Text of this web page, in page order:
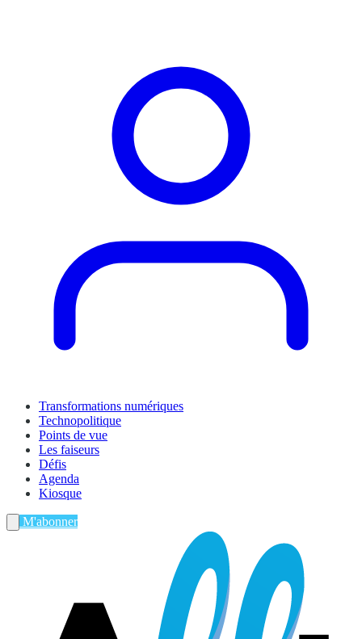
Transformations numériques
Technopolitique
Points de vue
Les faiseurs
Défis
Agenda
Kiosque
M'abonner